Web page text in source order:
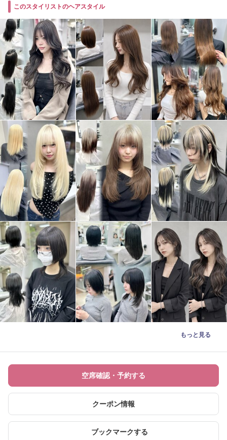
このスタイリストのヘアスタイル
もっと見る
空席確認・予約する
クーポン情報
ブックマークする